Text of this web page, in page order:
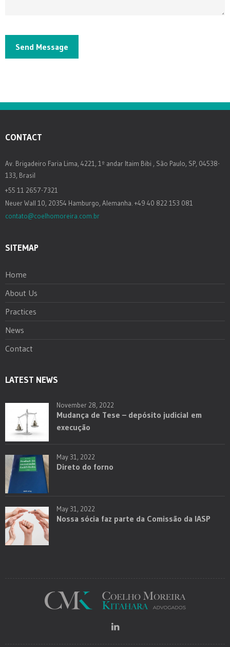
CONTACT
Av. Brigadeiro Faria Lima, 4221, 1º andar Itaim Bibi , São Paulo, SP, 04538-
133, Brasil
+55 11 2657-7321
Neuer Wall 10, 20354 Hamburgo, Alemanha. +49 40 822 153 081
contato@coelhomoreira.com.br
SITEMAP
Home
About Us
Practices
News
Contact
LATEST NEWS
November 28, 2022
Mudança de Tese – depósito judicial em
execução
May 31, 2022
Direto do forno
May 31, 2022
Nossa sócia faz parte da Comissão da IASP